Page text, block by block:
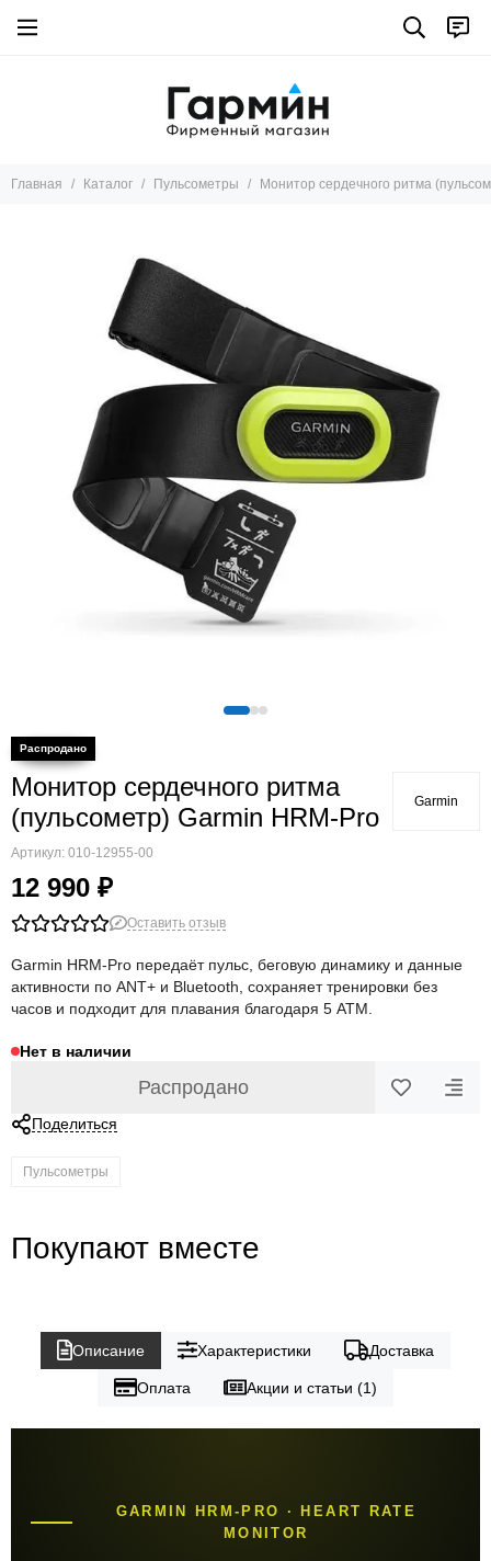
Главная Каталог Пульсометры Монитор сердечного ритма
Монитор сердечного ритма
(пульсометр) Garmin HRM-Pro
Артикул: 010-12955-00
12 990 ₽
Garmin
Оставить отзыв
Garmin HRM-Pro передаёт пульс, беговую динамику и данные
активности по ANT+ и Bluetooth, сохраняет тренировки без
часов и подходит для плавания благодаря 5 ATM.
Нет в наличии
Распродано
Поделиться
Пульсометры
Покупают вместе
Описание Характеристики Доставка
Оплата Акции и статьи (1)
GARMIN HRM-PRO · HEART RATE
MONITOR